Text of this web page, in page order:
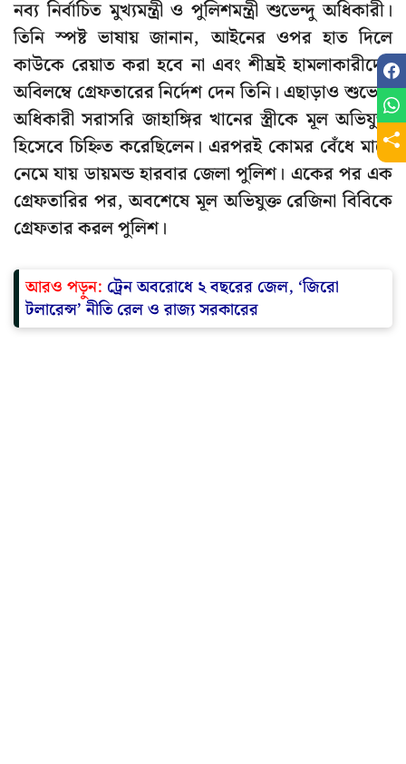
নব্য নির্বাচিত মুখ্যমন্ত্রী ও পুলিশমন্ত্রী শুভেন্দু অধিকারী।
তিনি স্পষ্ট ভাষায় জানান, আইনের ওপর হাত দিলে
কাউকে রেয়াত করা হবে না এবং শীঘ্রই হামলাকারীদের
অবিলম্বে গ্রেফতারের নির্দেশ দেন তিনি। এছাড়াও শুভেন্দু
অধিকারী সরাসরি জাহাঙ্গির খানের স্ত্রীকে মূল অভিযুক্ত
হিসেবে চিহ্নিত করেছিলেন। এরপরই কোমর বেঁধে মাঠে
নেমে যায় ডায়মন্ড হারবার জেলা পুলিশ। একের পর এক
গ্রেফতারির পর, অবশেষে মূল অভিযুক্ত রেজিনা বিবিকে
গ্রেফতার করল পুলিশ।
আরও পড়ুন: ট্রেন অবরোধে ২ বছরের জেল, ‘জিরো
টলারেন্স’ নীতি রেল ও রাজ্য সরকারের